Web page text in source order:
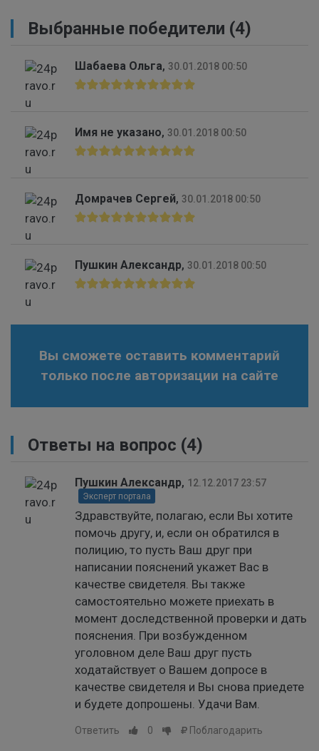
Выбранные победители (4)
Шабаева Ольга, 30.01.2018 00:50
Имя не указано, 30.01.2018 00:50
Домрачев Сергей, 30.01.2018 00:50
Пушкин Александр, 30.01.2018 00:50
Вы сможете оставить комментарий
только после авторизации на сайте
Ответы на вопрос (4)
Пушкин Александр, 12.12.2017 23:57
Эксперт портала
Здравствуйте, полагаю, если Вы хотите
помочь другу, и, если он обратился в
полицию, то пусть Ваш друг при
написании пояснений укажет Вас в
качестве свидетеля. Вы также
самостоятельно можете приехать в
момент доследственной проверки и дать
пояснения. При возбужденном
уголовном деле Ваш друг пусть
ходатайствует о Вашем допросе в
качестве свидетеля и Вы снова приедете
и будете допрошены. Удачи Вам.
Ответить 0 Поблагодарить